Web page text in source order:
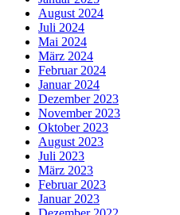
August 2024
Juli 2024
Mai 2024
März 2024
Februar 2024
Januar 2024
Dezember 2023
November 2023
Oktober 2023
August 2023
Juli 2023
März 2023
Februar 2023
Januar 2023